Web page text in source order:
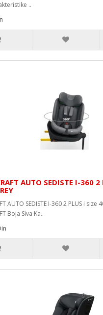
..
AUTO SEDISTE I-360
AUTO SEDISTE I-360 2 PLUS i size
Boja Siva Ka..